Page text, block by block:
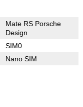
Mate RS Porsche
Design
SIM0
Nano SIM